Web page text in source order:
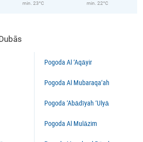
min. 23°C
min. 22°C
Pogoda Al ‘Aqāyir
Pogoda Al Mubaraqa‘ah
Pogoda ‘Abādīyah ‘Ulyā
Pogoda Al Mulāzim